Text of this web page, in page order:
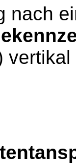
nach